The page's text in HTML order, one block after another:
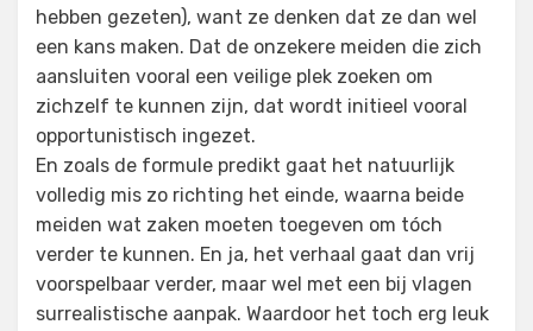
hebben gezeten), want ze denken dat ze dan wel
een kans maken. Dat de onzekere meiden die zich
aansluiten vooral een veilige plek zoeken om
zichzelf te kunnen zijn, dat wordt initieel vooral
opportunistisch ingezet.
En zoals de formule predikt gaat het natuurlijk
volledig mis zo richting het einde, waarna beide
meiden wat zaken moeten toegeven om tóch
verder te kunnen. En ja, het verhaal gaat dan vrij
voorspelbaar verder, maar wel met een bij vlagen
surrealistische aanpak. Waardoor het toch erg leuk